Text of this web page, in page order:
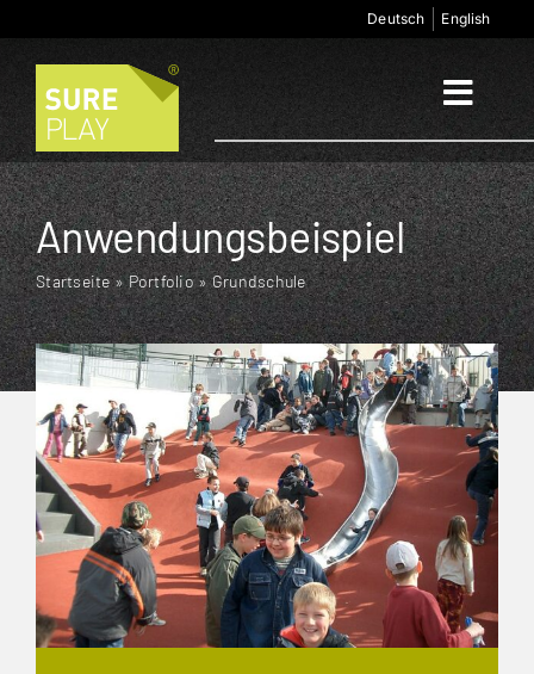
springen
Deutsch English
Start
Anwendungsbereiche
Produkte
Unternehmen
Kontakt
Anwendungsbeispiel
Startseite»Portfolio»Grundschule